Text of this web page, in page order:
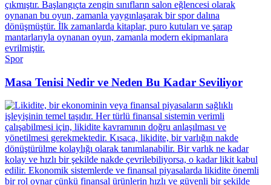
Spor
Masa Tenisi Nedir ve Neden Bu Kadar Seviliyor